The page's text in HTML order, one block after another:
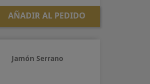
AÑADIR AL PEDIDO
Jamón Serrano